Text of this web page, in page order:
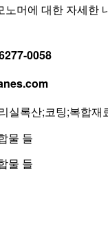
노머에 대한 자세한
-0058
실록산;코팅;복합재
물 들
물 들